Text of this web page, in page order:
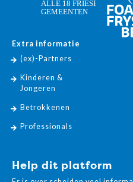
Extra informatie
(ex)-Partners
Kinderen &
Jongeren
Betrokkenen
Professionals
Help dit platform